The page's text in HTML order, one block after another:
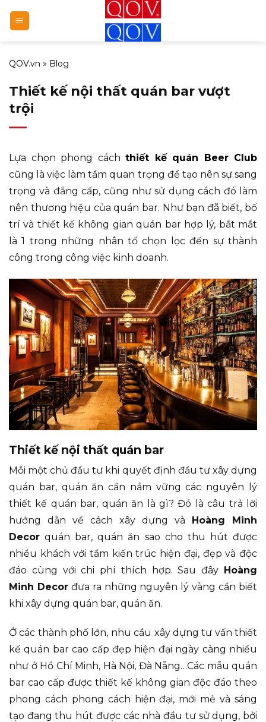
qua
nội
dung
QOV.vn » Blog
Thiết kế nội thất quán bar vượt
trội
Lựa chọn phong cách thiết kế quán Beer Club
cũng là việc làm tầm quan trọng để tạo nên sự sang
trọng và đẳng cấp, cũng như sử dụng cách đó làm
nên thương hiệu của quán bar. Như bạn đã biết, bố
trí và thiết kế không gian quán bar hợp lý, bắt mắt
là 1 trong những nhân tố chọn lọc đến sự thành
công trong công việc kinh doanh.
Thiết kế nội thất quán bar
Mỗi một chủ đầu tư khi quyết định đầu tư xây dựng
quán bar, quán ăn cần nắm vững các nguyên lý
thiết kế quán bar, quán ăn là gì? Đó là câu trả lời
hướng dẫn về cách xây dựng và
Hoàng Minh
Decor quán bar, quán ăn sao cho thu hút được
nhiều khách với tầm kiến trúc hiện đại, đẹp và độc
đáo cùng với chi phí thích hợp. Sau đây
Hoàng
Minh Decorđưa ra những nguyên lý vàng cần biết
khi xây dựng quán bar, quán ăn.
Ở các thành phố lớn, nhu cầu xây dựng tư vấn thiết
kế quán bar cao cấp đẹp hiện đại ngày càng nhiều
như ở Hồ Chí Minh, Hà Nội, Đà Nẵng…Các mẫu quán
bar cao cấp được thiết kế không gian độc đáo theo
phong cách phong cách hiện đại, mới mẻ và sáng
tạo đang thu hút được các nhà đầu tư sử dụng, bởi